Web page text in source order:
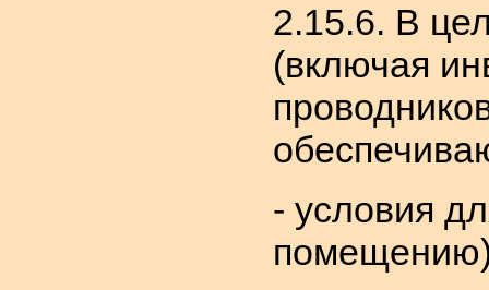
2.15.6. В
(включая
- условия